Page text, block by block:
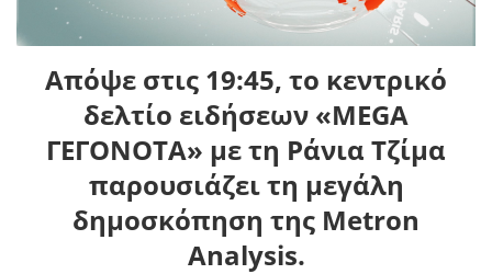
Απόψε στις 19:45, το κεντρικό
δελτίο ειδήσεων «MEGA
ΓΕΓΟΝΟΤΑ» με τη Ράνια Τζίμα
παρουσιάζει τη μεγάλη
δημοσκόπηση της Metron
Analysis.